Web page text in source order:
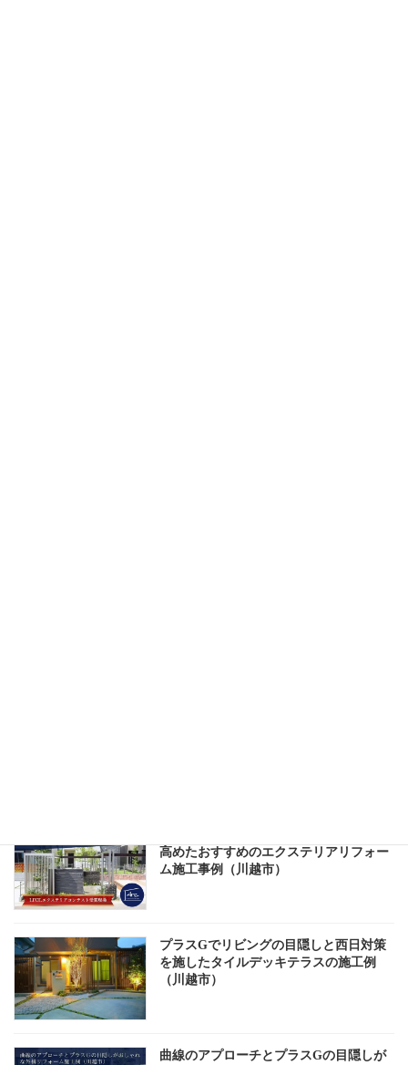
高めたおすすめのエクステリアリフォー
ム施工事例（川越市）
プラスGでリビングの目隠しと西日対策
を施したタイルデッキテラスの施工例
（川越市）
曲線のアプローチとプラスGの目隠しが